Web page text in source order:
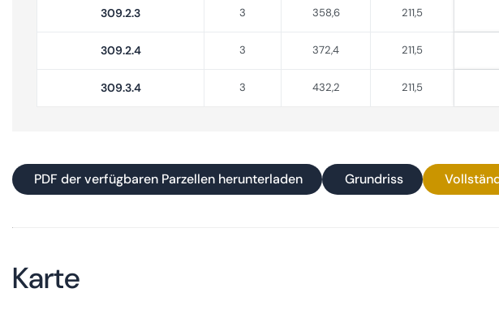
309.2.3 3 358,6 211,5
309.2.4 3 372,4 211,5
309.3.4 3 432,2 211,5
PDF der verfügbaren Parzellen herunterladen Grundriss
Karte